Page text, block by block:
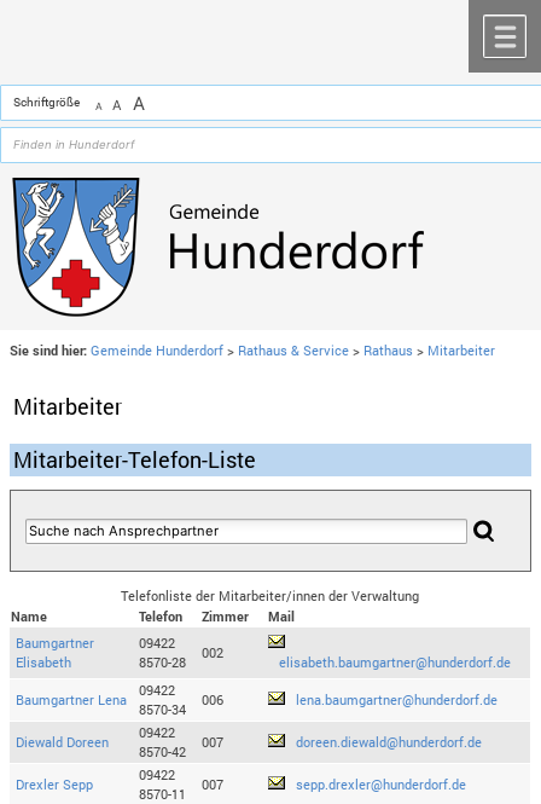
Schriftgröße A A A
Sie sind hier: Gemeinde Hunderdorf > Rathaus & Service > Rathaus > Mitarbeiter
Mitarbeiter
Mitarbeiter-Telefon-Liste
Telefonliste der Mitarbeiter/innen der Verwaltung
Name
Telefon Zimmer
Mail
Baumgartner
Elisabeth
09422
8570-28
002
elisabeth.baumgartner@hunderdorf.de
Baumgartner Lena
09422
8570-34
006 lena.baumgartner@hunderdorf.de
Diewald Doreen
09422
8570-42
007 doreen.diewald@hunderdorf.de
Drexler Sepp
09422
8570-11
007 sepp.drexler@hunderdorf.de